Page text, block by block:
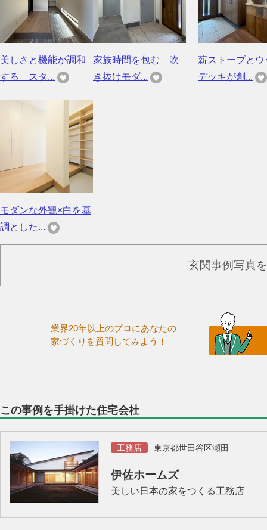
美しさと機能が調和
する スタ...
家族時間を包む 吹
き抜けモダ...
薪ストーブとウ
デッキが創...
モダンな外観×白を基
調とした...
玄関事例写真
業界20年以上のプロにあなたの
家づくりを質問してみよう！
この事例を手掛けた住宅会社
工務店 東京都世田谷区瀬田
伊佐ホームズ
美しい日本の家をつくる工務店